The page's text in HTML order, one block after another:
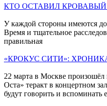
КТО ОСТАВИЛ КРОВАВЫЙ
У каждой стороны имеются
Время и тщательное
правильная
«КРОКУС СИТИ»:
22 марта в Москве
Оста» теракт в концертном
будут говорить и вспоминать